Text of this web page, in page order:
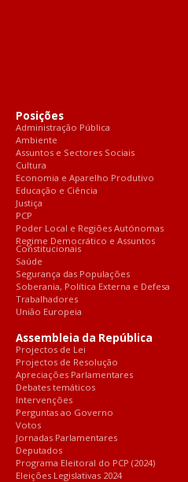
Posições
Administração Pública
Ambiente
Assuntos e Sectores Sociais
Cultura
Economia e Aparelho Produtivo
Educação e Ciência
Justiça
PCP
Poder Local e Regiões Autónomas
Regime Democrático e Assuntos
Constitucionais
Saúde
Segurança das Populações
Soberania, Política Externa e Defesa
Trabalhadores
União Europeia
Assembleia da República
Projectos de Lei
Projectos de Resolução
Apreciações Parlamentares
Debates temáticos
Intervenções
Perguntas ao Governo
Votos
Jornadas Parlamentares
Deputados
Programa Eleitoral do PCP (2024)
Eleições Legislativas 2024